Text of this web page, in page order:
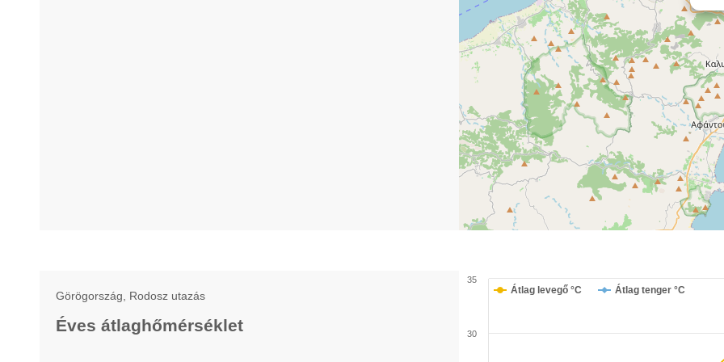
Görögország, Rodosz utazás
Éves átlaghőmérséklet
Átlag levegő °C Átlag tenger °C
30
35